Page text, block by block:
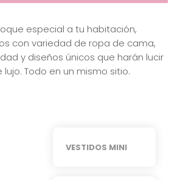
especial a tu habitación,
con variedad de ropa de cama,
y diseños únicos que harán lucir
Todo en un mismo sitio.
VESTIDOS MINI